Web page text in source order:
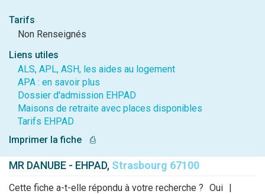
Tarifs
Non Renseignés
Liens utiles
ALS, APL, ASH, les aides au logement
APA : en savoir plus
Dossier d'admission EHPAD
Maisons de retraite avec places disponibles
Tarifs EHPAD
Imprimer la fiche
⎙
MR DANUBE - EHPAD, Strasbourg 67100
Cette fiche a-t-elle répondu à votre recherche ? Oui |